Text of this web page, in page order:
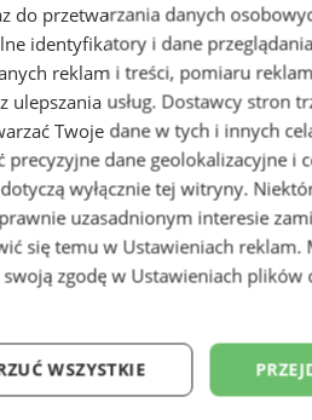
nad Bałtykiem w
Morze
do przetwarzania danych
identyfikatory i dane
reklam i treści, pomiaru
ulepszania usług. Dostawcy stron
Twoje dane w tych i innych
precyzyjne dane geolokalizacyjne i
wyłącznie tej witryny.
uzasadnionym interesie
się temu w Ustawieniach reklam.
zgodę w Ustawieniach plików
WSZYSTKIE